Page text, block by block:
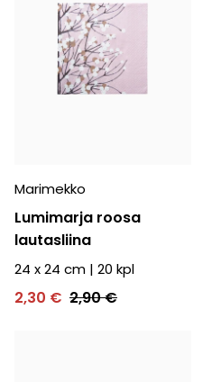
Marimekko
Lumimarja roosa
lautasliina
24 x 24 cm | 20 kpl
2,30 € 2,90 €